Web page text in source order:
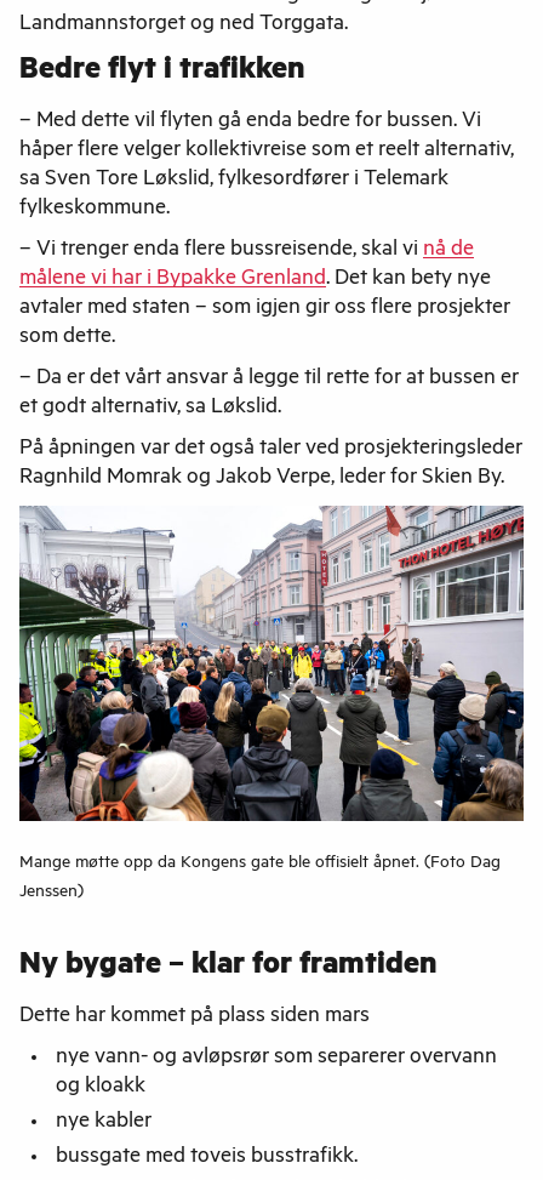
Landmannstorget og ned Torggata.
Bedre flyt i trafikken
– Med dette vil flyten gå enda bedre for bussen. Vi
håper flere velger kollektivreise som et reelt alternativ,
sa Sven Tore Løkslid, fylkesordfører i Telemark
fylkeskommune.
– Vi trenger enda flere bussreisende, skal vi nå de
målene vi har i Bypakke Grenland. Det kan bety nye
avtaler med staten – som igjen gir oss flere prosjekter
som dette.
– Da er det vårt ansvar å legge til rette for at bussen er
et godt alternativ, sa Løkslid.
På åpningen var det også taler ved prosjekteringsleder
Ragnhild Momrak og Jakob Verpe, leder for Skien By.
Mange møtte opp da Kongens gate ble offisielt åpnet. (Foto Dag
Jenssen)
Ny bygate – klar for framtiden
Dette har kommet på plass siden mars
nye vann- og avløpsrør som separerer overvann
og kloakk
nye kabler
bussgate med toveis busstrafikk.